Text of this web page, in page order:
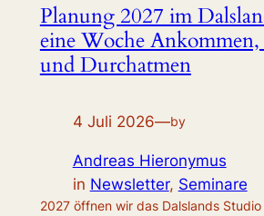
Planung 2027 im
eine Woche
und Durchatmen
4 Juli 2026—by
Andreas Hieronymus
in Newsletter, Seminare
2027 öffnen wir das Dalslands